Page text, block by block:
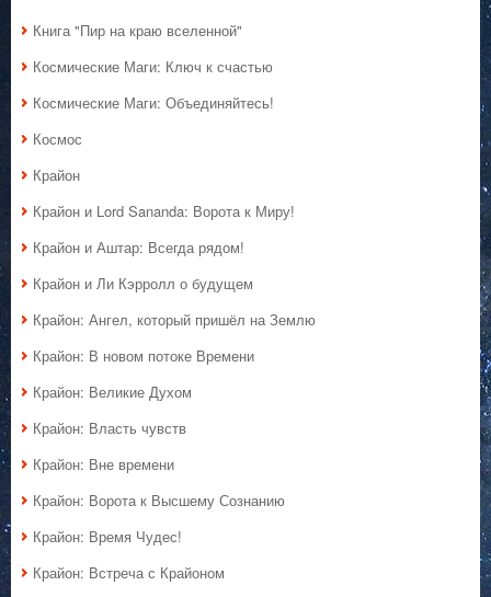
Книга "Пир на краю вселенной"
Космические Маги: Ключ к счастью
Космические Маги: Объединяйтесь!
Космос
Крайон
Крайон и Lord Sananda: Ворота к Миру!
Крайон и Аштар: Всегда рядом!
Крайон и Ли Кэрролл о будущем
Крайон: Ангел, который пришёл на Землю
Крайон: В новом потоке Времени
Крайон: Великие Духом
Крайон: Власть чувств
Крайон: Вне времени
Крайон: Ворота к Высшему Сознанию
Крайон: Время Чудес!
Крайон: Встреча с Крайоном